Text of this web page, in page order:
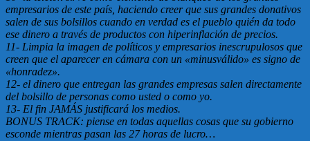
empresarios de este país, haciendo creer que sus grandes donativos
salen de sus bolsillos cuando en verdad es el pueblo quién da todo
ese dinero a través de productos con hiperinflación de precios.
11- Limpia la imagen de políticos y empresarios inescrupulosos que
creen que el aparecer en cámara con un «minusválido» es signo de
«honradez».
12- el dinero que entregan las grandes empresas salen directamente
del bolsillo de personas como usted o como yo.
13- El fin JAMÁS justificará los medios.
BONUS TRACK: piense en todas aquellas cosas que su gobierno
esconde mientras pasan las 27 horas de lucro…